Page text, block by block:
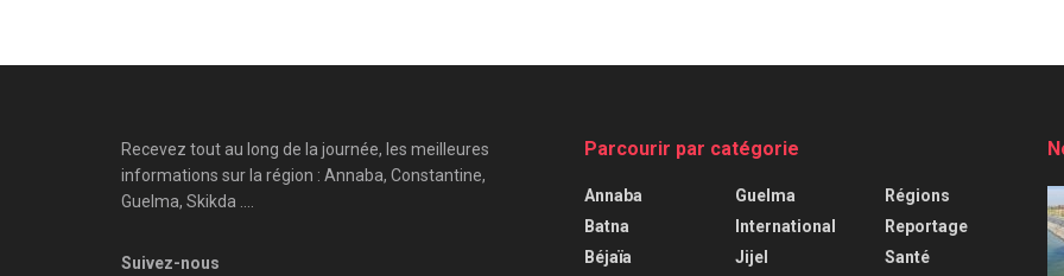
Recevez tout au long de la journée, les meilleures
informations sur la région : Annaba, Constantine,
Guelma, Skikda ....
Suivez-nous
Parcourir par catégorie
Annaba
Batna
Béjaïa
Guelma
International
Jijel
Régions
Reportage
Santé